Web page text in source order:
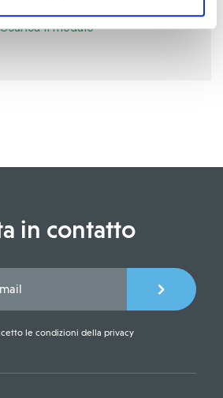
Scarica il modulo
in contatto
le condizioni della privacy